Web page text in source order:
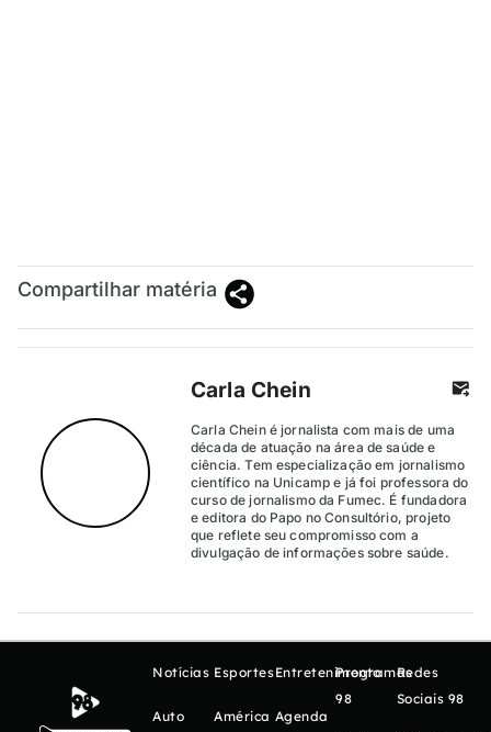
Compartilhar matéria
Carla Chein
Carla Chein é jornalista com mais de uma
década de atuação na área de saúde e
ciência. Tem especialização em jornalismo
científico na Unicamp e já foi professora do
curso de jornalismo da Fumec. É fundadora
e editora do Papo no Consultório, projeto
que reflete seu compromisso com a
divulgação de informações sobre saúde.
Notícias
Auto
Esportes
América
Entretenimento
Agenda
Programas
98
Redes
Sociais 98